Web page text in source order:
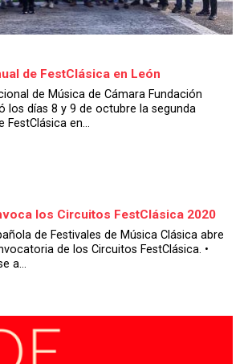
de FestClásica en León
de Música de Cámara Fundación
los días 8 y 9 de octubre la segunda
FestClásica en...
los Circuitos FestClásica 2020
de Festivales de Música Clásica abre
de los Circuitos FestClásica. •
a...